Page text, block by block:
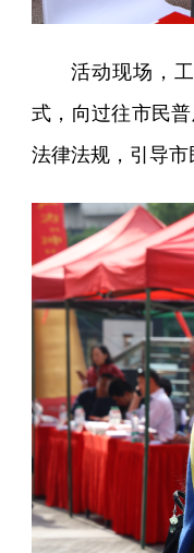
活动现场，
式，向过往市民
法律法规，引导市